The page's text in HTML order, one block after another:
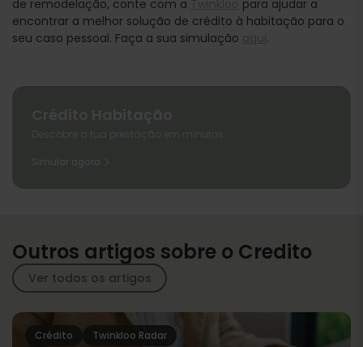
de remodelação, conte com a
para ajudar a
encontrar a melhor solução de crédito à habitação para o
seu caso pessoal. Faça a sua simulação
.
Outros artigos sobre o Credito
Ver todos os artigos
Crédito Twinkloo Radar